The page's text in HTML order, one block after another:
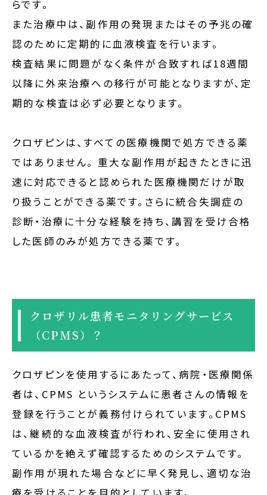
らです。
また治療中は、副作用の発現またはその予兆の確
認のために定期的に血液検査を行います。
検査結果に問題がなく条件が合致すれば18週間
以降に外来治療への移行が可能となりますが、定
期的な検査は必ず必要となります。
クロザピンは、すべての医療機関で処方できる薬
ではありません。 重大な副作用が起きたときに迅
速に対応できると認められた医療機関だけが取
り扱うことができる薬です。さらに統合失調症の
診断・治療に十分な経験を持ち、講習を受け合格
した医師のみが処方できる薬です。
クロザリル患者モニタリングサービス
（CPMS）？
クロザピンを使用するにあたって、病院・医療関係
者は、CPMS というシステムに患者さんの情報を
登録を行うことが義務付けられています。CPMS
は、継続的な血液検査が行われ、安全に使用され
ているかを絶えず確認するためのシステムです。
副作用が現れた場合などに早く発見し、適切な治